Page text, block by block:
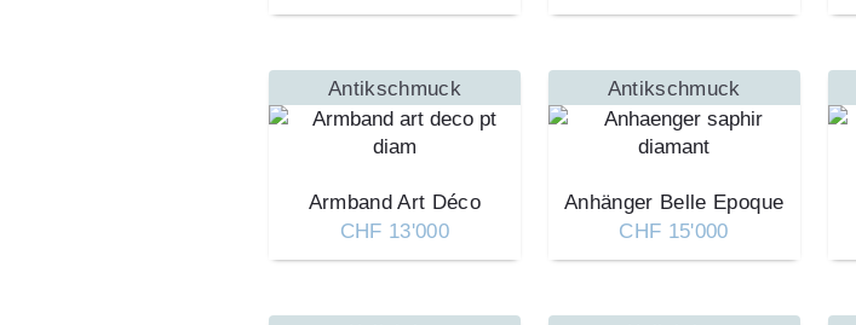
Antikschmuck
Armband Art Déco
CHF 13'000
Antikschmuck
Anhänger Belle Epoque
CHF 15'000